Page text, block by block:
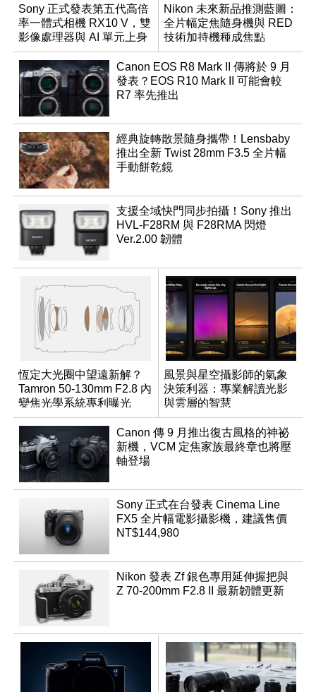
Sony 正式發表第五代高倍
率一體式相機 RX10 V，雙
影像處理器與 AI 單元上身
Nikon 未來新品推測藍圖：
全片幅定焦隨身機與 RED
技術加持機種成焦點
Canon EOS R8 Mark II 傳將於 9 月
發表？EOS R10 Mark II 可能會較
R7 率先推出
經典旋轉散景隨身攜帶！Lensbaby
推出全新 Twist 28mm F3.5 全片幅
手動餅乾鏡
支援全域快門同步拍攝！Sony 推出
HVL-F28RM 與 F28RMA 閃燈
Ver.2.00 韌體
恆定大光圈中望遠新解？
Tamron 50-130mm F2.8 內
變焦光學系統專利曝光
風景與星空攝影師的氣象
決策利器：專業解讀光影
與雲層的智慧
App「Atmos」登場
Canon 傳 9 月推出復古風格的神祕
新機，VCM 定焦家族最終章也將壓
軸登場
Sony 正式在台發表 Cinema Line
FX5 全片幅電影攝影機，建議售價
NT$144,980
Nikon 發表 Zf 銀色專用延伸握把與
Z 70-200mm F2.8 II 最新韌體更新